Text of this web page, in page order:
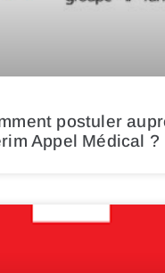
postuler
Appel Médical ?